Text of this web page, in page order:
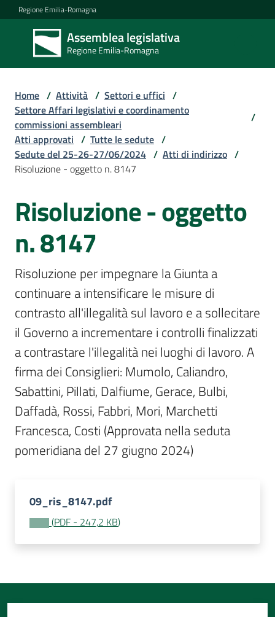
Vai al contenuto
Vai alla navigazione
Vai al footer
Regione Emilia-Romagna
Assemblea legislativa
Regione Emilia-Romagna
Assemblea
legislativa
Regione Emilia-
Assemblea
Per
i
media
Per
i
cittadini
Home / Attività / Settori e uffici /
Settore Affari legislativi e coordinamento
commissioni assembleari
/
Atti approvati / Tutte le sedute /
Sedute del 25-26-27/06/2024 / Atti di indirizzo /
Risoluzione - oggetto n. 8147
Risoluzione - oggetto
n. 8147
Risoluzione per impegnare la Giunta a
continuare a intensificare le misure di
contrasto all'illegalità sul lavoro e a sollecitare
il Governo a incrementare i controlli finalizzati
a contrastare l'illegalità nei luoghi di lavoro. A
firma dei Consiglieri: Mumolo, Caliandro,
Sabattini, Pillati, Dalfiume, Gerace, Bulbi,
Daffadà, Rossi, Fabbri, Mori, Marchetti
Francesca, Costi (Approvata nella seduta
pomeridiana del 27 giugno 2024)
09_ris_8147.pdf
(PDF - 247,2 KB)